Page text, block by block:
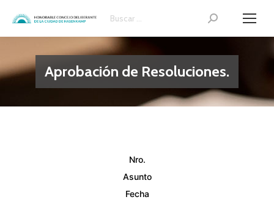
Search:
Aprobación de Resoluciones.
Nro.
Asunto
Fecha